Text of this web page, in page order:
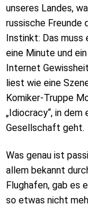
unseres Landes,
russische Freunde
Instinkt: Das muss
eine Minute und
Internet
liest wie eine
Komiker-Truppe
„Idiocracy“, in
Gesellschaft geht.
Was genau ist
allem bekannt
Flughafen, gab es
so etwas nicht